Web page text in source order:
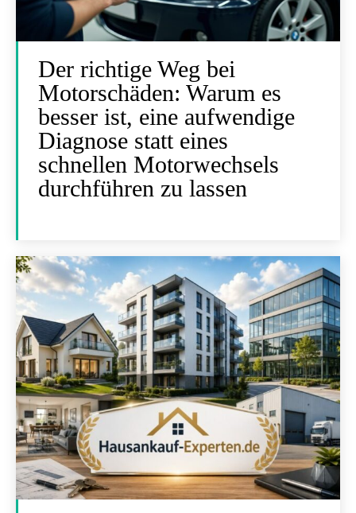
Der richtige Weg bei
Motorschäden: Warum es
besser ist, eine aufwendige
Diagnose statt eines
schnellen Motorwechsels
durchführen zu lassen